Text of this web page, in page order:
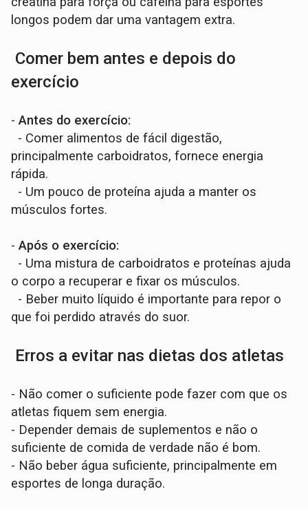
longos podem dar uma vantagem extra.
Comer bem antes e depois do
exercício
-Antes do exercício:
- Comer alimentos de fácil digestão,
principalmente carboidratos, fornece energia
rápida.
- Um pouco de proteína ajuda a manter os
músculos fortes.
-Após o exercício:
- Uma mistura de carboidratos e proteínas ajuda
o corpo a recuperar e fixar os músculos.
- Beber muito líquido é importante para repor o
que foi perdido através do suor.
Erros a evitar nas dietas dos atletas
- Não comer o suficiente pode fazer com que os
atletas fiquem sem energia.
- Depender demais de suplementos e não o
suficiente de comida de verdade não é bom.
- Não beber água suficiente, principalmente em
esportes de longa duração.